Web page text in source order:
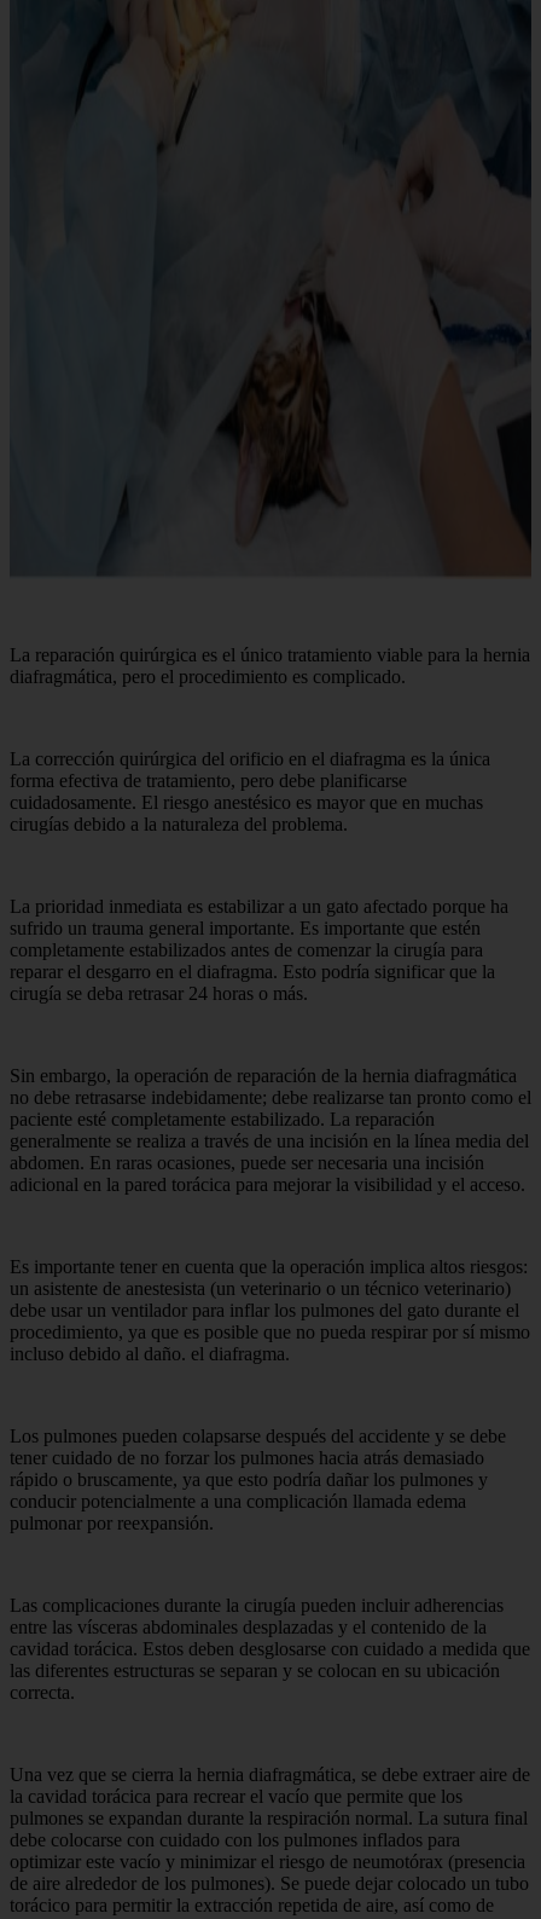
La reparación quirúrgica es el único tratamiento viable para la hernia
diafragmática, pero el procedimiento es complicado.
La corrección quirúrgica del orificio en el diafragma es la única
forma efectiva de tratamiento, pero debe planificarse
cuidadosamente. El riesgo anestésico es mayor que en muchas
cirugías debido a la naturaleza del problema.
La prioridad inmediata es estabilizar a un gato afectado porque ha
sufrido un trauma general importante. Es importante que estén
completamente estabilizados antes de comenzar la cirugía para
reparar el desgarro en el diafragma. Esto podría significar que la
cirugía se deba retrasar 24 horas o más.
Sin embargo, la operación de reparación de la hernia diafragmática
no debe retrasarse indebidamente; debe realizarse tan pronto como el
paciente esté completamente estabilizado. La reparación
generalmente se realiza a través de una incisión en la línea media del
abdomen. En raras ocasiones, puede ser necesaria una incisión
adicional en la pared torácica para mejorar la visibilidad y el acceso.
Es importante tener en cuenta que la operación implica altos riesgos:
un asistente de anestesista (un veterinario o un técnico veterinario)
debe usar un ventilador para inflar los pulmones del gato durante el
procedimiento, ya que es posible que no pueda respirar por sí mismo
incluso debido al daño. el diafragma.
Los pulmones pueden colapsarse después del accidente y se debe
tener cuidado de no forzar los pulmones hacia atrás demasiado
rápido o bruscamente, ya que esto podría dañar los pulmones y
conducir potencialmente a una complicación llamada edema
pulmonar por reexpansión.
Las complicaciones durante la cirugía pueden incluir adherencias
entre las vísceras abdominales desplazadas y el contenido de la
cavidad torácica. Estos deben desglosarse con cuidado a medida que
las diferentes estructuras se separan y se colocan en su ubicación
correcta.
Una vez que se cierra la hernia diafragmática, se debe extraer aire de
la cavidad torácica para recrear el vacío que permite que los
pulmones se expandan durante la respiración normal. La sutura final
debe colocarse con cuidado con los pulmones inflados para
optimizar este vacío y minimizar el riesgo de neumotórax (presencia
de aire alrededor de los pulmones). Se puede dejar colocado un tubo
torácico para permitir la extracción repetida de aire, así como de